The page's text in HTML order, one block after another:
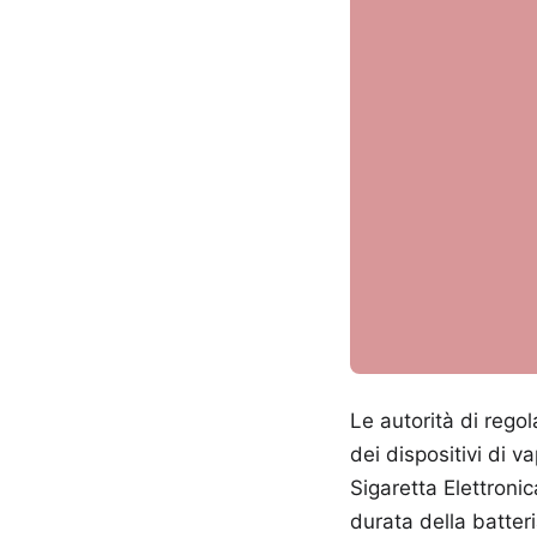
Le autorità di
dei dispositivi di
Sigaretta
durata della